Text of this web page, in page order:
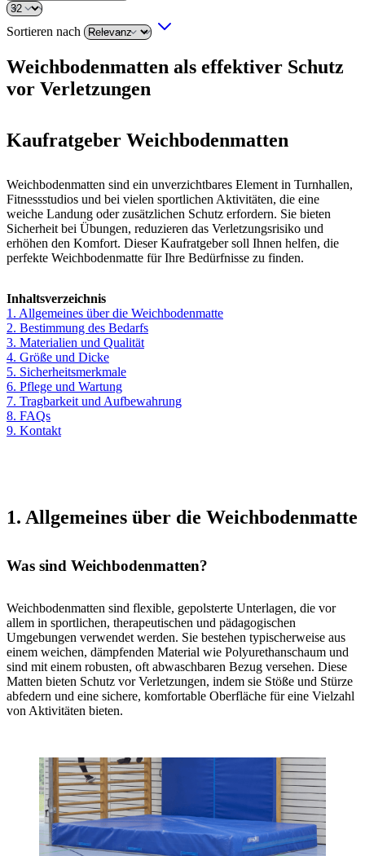
Sortieren nach
Weichbodenmatten als effektiver Schutz
vor Verletzungen
Kaufratgeber Weichbodenmatten
Weichbodenmatten sind ein unverzichtbares Element in Turnhallen,
Fitnessstudios und bei vielen sportlichen Aktivitäten, die eine
weiche Landung oder zusätzlichen Schutz erfordern. Sie bieten
Sicherheit bei Übungen, reduzieren das Verletzungsrisiko und
erhöhen den Komfort. Dieser Kaufratgeber soll Ihnen helfen, die
perfekte Weichbodenmatte für Ihre Bedürfnisse zu finden.
Inhaltsverzeichnis
1. Allgemeines über die Weichbodenmatte
2. Bestimmung des Bedarfs
3. Materialien und Qualität
4. Größe und Dicke
5. Sicherheitsmerkmale
6. Pflege und Wartung
7. Tragbarkeit und Aufbewahrung
8. FAQs
9. Kontakt
1. Allgemeines über die Weichbodenmatte
Was sind Weichbodenmatten?
Weichbodenmatten sind flexible, gepolsterte Unterlagen, die vor
allem in sportlichen, therapeutischen und pädagogischen
Umgebungen verwendet werden. Sie bestehen typischerweise aus
einem weichen, dämpfenden Material wie Polyurethanschaum und
sind mit einem robusten, oft abwaschbaren Bezug versehen. Diese
Matten bieten Schutz vor Verletzungen, indem sie Stöße und Stürze
abfedern und eine sichere, komfortable Oberfläche für eine Vielzahl
von Aktivitäten bieten.